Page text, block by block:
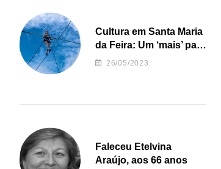
Cultura em Santa Maria
da Feira: Um ‘mais’ para
o Concelho
26/05/2023
Faleceu Etelvina
Araújo, aos 66 anos